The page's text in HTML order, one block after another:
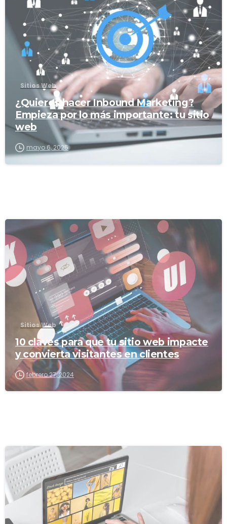
Sitios Web
¿Quieres hacer Inbound Marketing?
Empieza por lo más importante: tu sitio
web
mayo 6, 2025
Sitios Web
10 claves para que tu sitio web impacte
y convierta visitantes en clientes
febrero 27, 2024